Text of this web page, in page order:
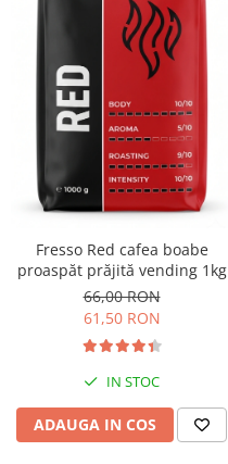
Fresso Red cafea boabe
proaspăt prăjită vending 1kg
66,00 RON
61,50 RON
IN STOC
ADAUGA IN COS